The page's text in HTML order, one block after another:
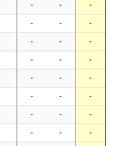
- - -
- - -
- - -
- - -
- - -
- - -
- - -
- - -